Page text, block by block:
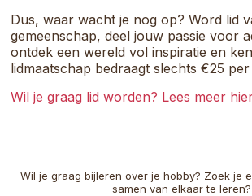
Dus, waar wacht je nog op? Word lid
gemeenschap, deel jouw passie voor
ontdek een wereld vol inspiratie en
lidmaatschap bedraagt slechts €25 per
Wil je graag lid worden? Lees meer
Wil je graag bijleren over je hobby? Zoek je
samen van elkaar te leren?